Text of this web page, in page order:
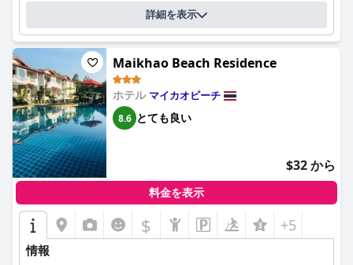
Wi-Fiについては、接続が不安定だと感じる宿泊客もいるため、評
価が分かれていますが、リゾート全体の印象は依然として非常に
肯定的です。美しいビーチフロントのロケーション、素晴らしい
食事、快適な宿泊施設、そしてフレンドリーなサービスが組み合
わさり、Coriacea Beachfront Boutique Phuket Resortは、平和
で若返るビーチフロントでの休暇に理想的な選択肢となっていま
す。
詳細を表示
Maikhao Beach Residence
ホテル マイカオビーチ
8.6 とても良い
$32 から
料金を表示
$ +5
情報